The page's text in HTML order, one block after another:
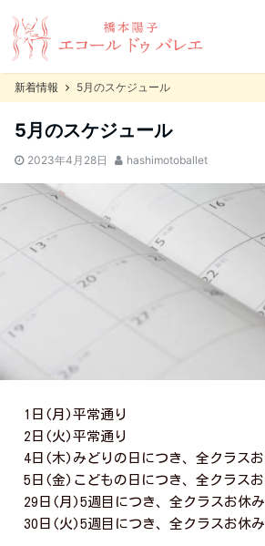
新着情報 5月のスケジュール
5月のスケジュール
2023年4月28日 hashimotoballet
1日(月)平常通り
2日(火)平常通り
4日(木)みどりの日につき、全クラス
5日(金)こどもの日につき、全クラス
29日(月)5週目につき、全クラスお休み
30日(火)5週目につき、全クラスお休み